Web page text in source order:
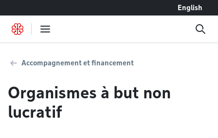
English
Accompagnement et financement
Organismes à but non
lucratif